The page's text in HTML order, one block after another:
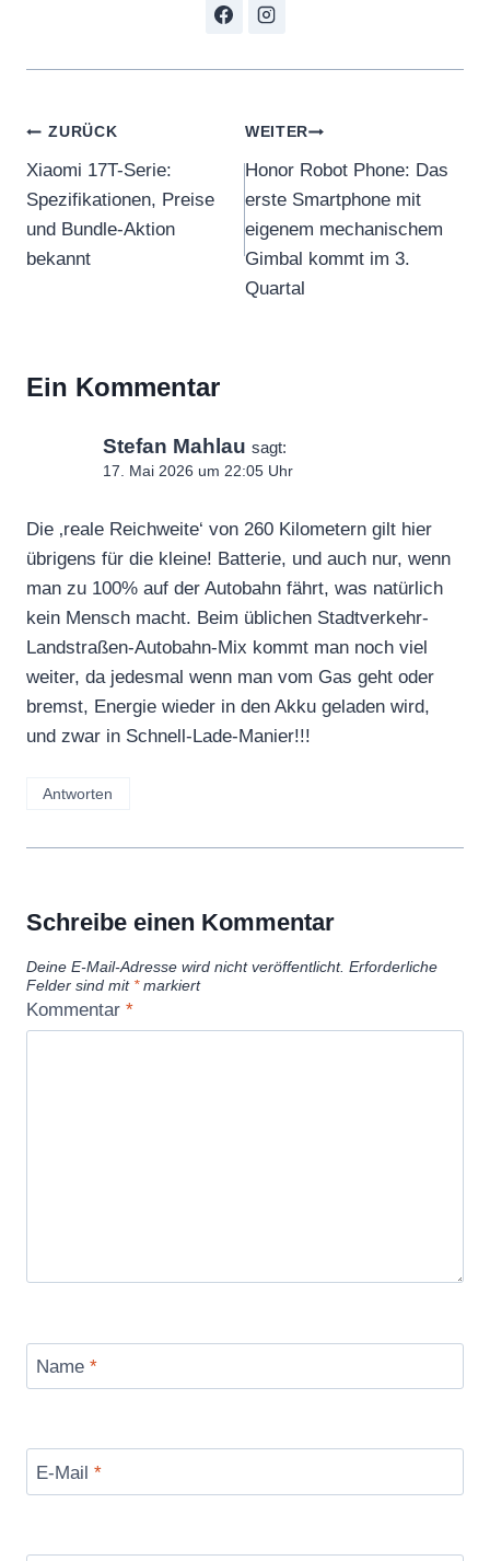
Beitragsnavigation
ZURÜCK
Xiaomi 17T-Serie:
Spezifikationen, Preise
und Bundle-Aktion
bekannt
WEITER
Honor Robot Phone: Das
erste Smartphone mit
eigenem mechanischem
Gimbal kommt im 3.
Quartal
Ein Kommentar
Stefan Mahlau sagt:
17. Mai 2026 um 22:05 Uhr
Die ‚reale Reichweite‘ von 260 Kilometern gilt hier
übrigens für die kleine! Batterie, und auch nur, wenn
man zu 100% auf der Autobahn fährt, was natürlich
kein Mensch macht. Beim üblichen Stadtverkehr-
Landstraßen-Autobahn-Mix kommt man noch viel
weiter, da jedesmal wenn man vom Gas geht oder
bremst, Energie wieder in den Akku geladen wird,
und zwar in Schnell-Lade-Manier!!!
Antworten
Schreibe einen Kommentar
Deine E-Mail-Adresse wird nicht veröffentlicht. Erforderliche
Felder sind mit *markiert
Kommentar *
Name *
E-Mail *